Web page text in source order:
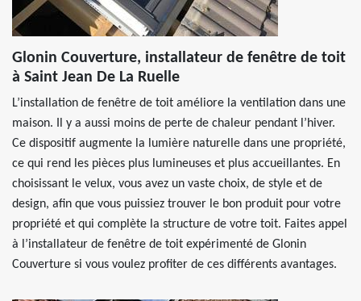
Glonin Couverture, installateur de fenêtre de toit
à Saint Jean De La Ruelle
L’installation de fenêtre de toit améliore la ventilation dans une
maison. Il y a aussi moins de perte de chaleur pendant l’hiver.
Ce dispositif augmente la lumière naturelle dans une propriété,
ce qui rend les pièces plus lumineuses et plus accueillantes. En
choisissant le velux, vous avez un vaste choix, de style et de
design, afin que vous puissiez trouver le bon produit pour votre
propriété et qui complète la structure de votre toit. Faites appel
à l’installateur de fenêtre de toit expérimenté de Glonin
Couverture si vous voulez profiter de ces différents avantages.